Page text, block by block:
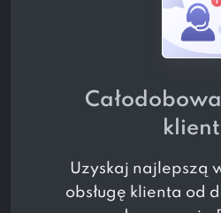
Uzyskaj najlepszą
obsługę klienta od